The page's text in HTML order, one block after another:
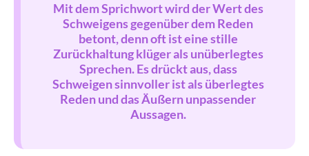
Mit dem Sprichwort wird der Wert des
Schweigens gegenüber dem Reden
betont, denn oft ist eine stille
Zurückhaltung klüger als unüberlegtes
Sprechen. Es drückt aus, dass
Schweigen sinnvoller ist als überlegtes
Reden und das Äußern unpassender
Aussagen.